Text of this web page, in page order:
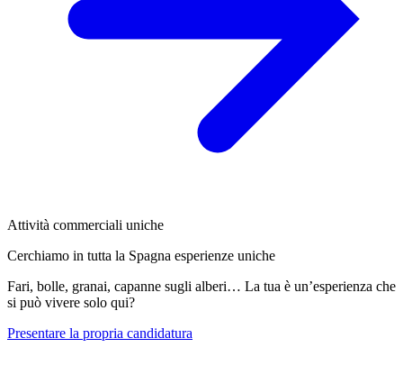
Attività commerciali uniche
Cerchiamo in tutta la Spagna esperienze uniche
Fari, bolle, granai, capanne sugli alberi… La tua è un’esperienza che
si può vivere solo qui?
Presentare la propria candidatura